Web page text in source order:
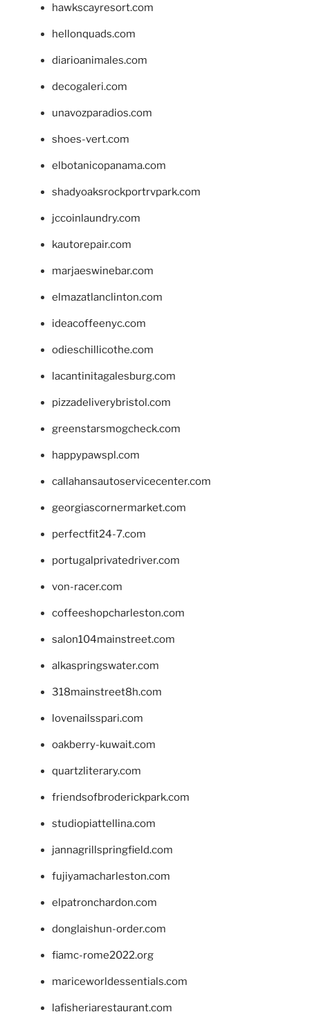
hawkscayresort.com
hellonquads.com
diarioanimales.com
decogaleri.com
unavozparadios.com
shoes-vert.com
elbotanicopanama.com
shadyoaksrockportrvpark.com
jccoinlaundry.com
kautorepair.com
marjaeswinebar.com
elmazatlanclinton.com
ideacoffeenyc.com
odieschillicothe.com
lacantinitagalesburg.com
pizzadeliverybristol.com
greenstarsmogcheck.com
happypawspl.com
callahansautoservicecenter.com
georgiascornermarket.com
perfectfit24-7.com
portugalprivatedriver.com
von-racer.com
coffeeshopcharleston.com
salon104mainstreet.com
alkaspringswater.com
318mainstreet8h.com
lovenailsspari.com
oakberry-kuwait.com
quartzliterary.com
friendsofbroderickpark.com
studiopiattellina.com
jannagrillspringfield.com
fujiyamacharleston.com
elpatronchardon.com
donglaishun-order.com
fiamc-rome2022.org
mariceworldessentials.com
lafisheriarestaurant.com